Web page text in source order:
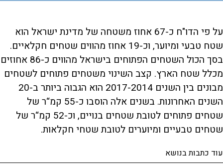
על פי הדו"ח כ-67 אחוז משטחה של מדינת ישראל הוא
שטח טבעי ומיוער, וכ-19 אחוז מהווים שטחים חקלאיים.
בסך הכול השטחים הפתוחים בישראל מהווים כ-86 אחוזים
מכלל שטח הארץ. קצב השינוי משטחים פתוחים לשטחים
מבונים בין השנים 2017-2014 הוא הגבוה ביותר ב-20
השנים האחרונות. בשנים אלה הוסבו כ-55 קמ“ר של
שטחים פתוחים לטובת שטחים בנויים, וכ-52 קמ“ר של
שטחים טבעיים ומיוערים לטובת שטחי חקלאות.
עוד כתבות בנושא